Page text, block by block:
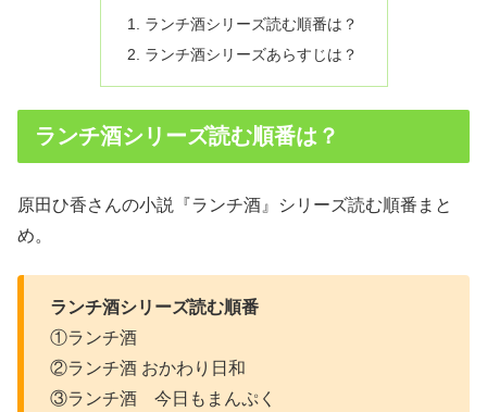
ランチ酒シリーズ読む順番は？
ランチ酒シリーズあらすじは？
ランチ酒シリーズ読む順番は？
原田ひ香さんの小説『ランチ酒』シリーズ読む順番まと
め。
ランチ酒シリーズ読む順番
①ランチ酒
②ランチ酒 おかわり日和
③ランチ酒 今日もまんぷく